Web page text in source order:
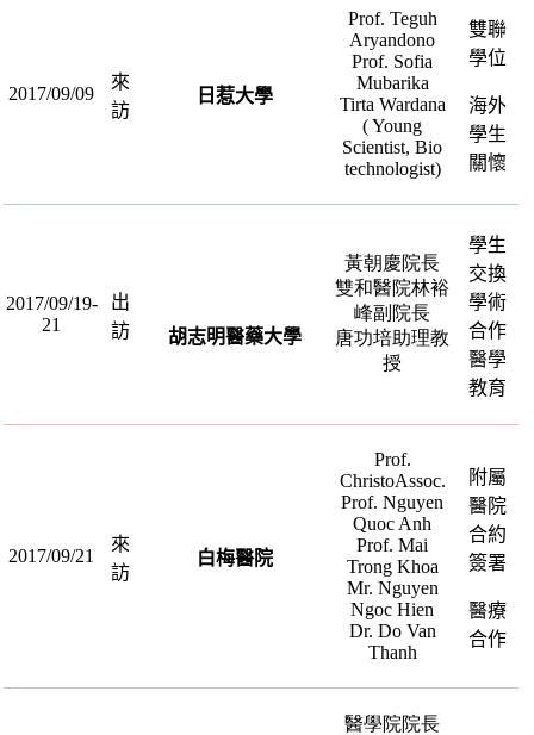
2017/09/09
來
訪
日惹大學
Prof. Teguh
Aryandono
Prof. Sofia
Mubarika
Tirta Wardana
( Young
Scientist, Bio
technologist)
雙聯
學位
海外
學生
關懷
2017/09/19-
21
出
訪
胡志明醫藥大學
黃朝慶院長
雙和醫院林裕
峰副院長
唐功培助理教
授
學生
交換
學術
合作
醫學
教育
2017/09/21
來
訪
白梅醫院
Prof.
ChristoAssoc.
Prof. Nguyen
Quoc Anh
Prof. Mai
Trong Khoa
Mr. Nguyen
Ngoc Hien
Dr. Do Van
Thanh
附屬
醫院
合約
簽署
醫療
合作
醫學院院長